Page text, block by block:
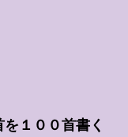
１００首書く